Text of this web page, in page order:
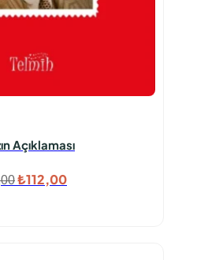
Açıklaması
Orijinal
₺112,00Şu